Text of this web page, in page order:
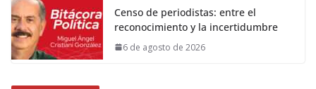
Censo de periodistas: entre el
reconocimiento y la incertidumbre
6 de agosto de 2026